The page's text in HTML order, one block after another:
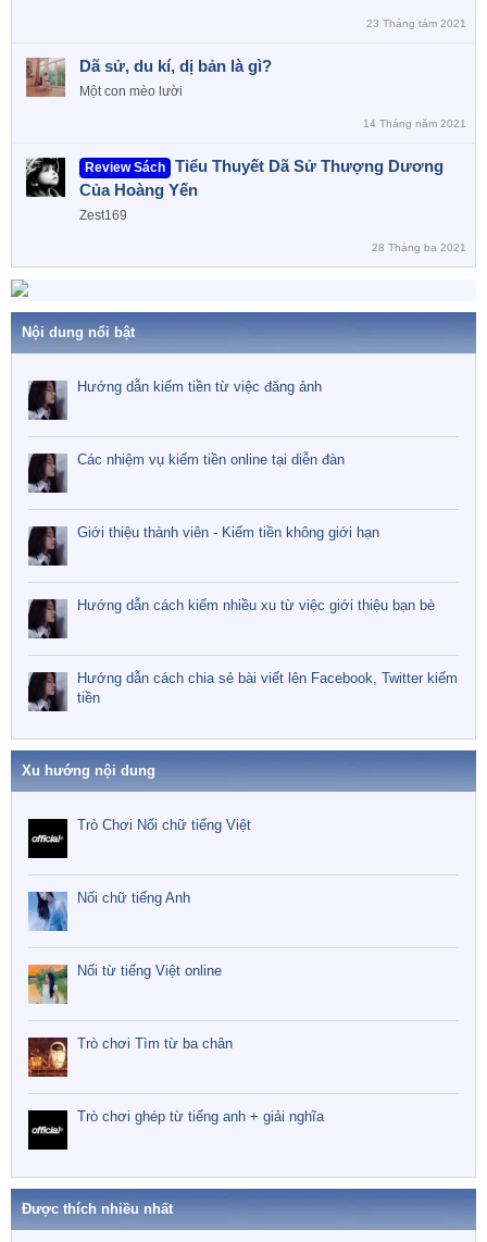
23 Tháng tám 2021
Dã sử, du kí, dị bản là gì?
Một con mèo lười
14 Tháng năm 2021
Review Sách
Tiểu Thuyết Dã Sử Thượng Dương
Của Hoàng Yến
Zest169
28 Tháng ba 2021
Nội dung nổi bật
Hướng dẫn kiếm tiền từ việc đăng ảnh
Các nhiệm vụ kiếm tiền online tại diễn đàn
Giới thiệu thành viên - Kiếm tiền không giới hạn
Hướng dẫn cách kiếm nhiều xu từ việc giới thiệu bạn bè
Hướng dẫn cách chia sẻ bài viết lên Facebook, Twitter kiếm
tiền
Xu hướng nội dung
Trò Chơi Nối chữ tiếng Việt
Nối chữ tiếng Anh
Nối từ tiếng Việt online
Trò chơi Tìm từ ba chân
Trò chơi ghép từ tiếng anh + giải nghĩa
Được thích nhiều nhất